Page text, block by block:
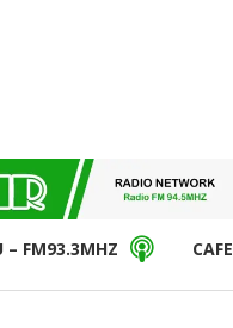
– FM93.3MHZ